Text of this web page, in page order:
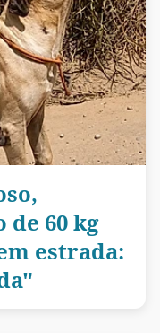
de 60 kg
estrada: